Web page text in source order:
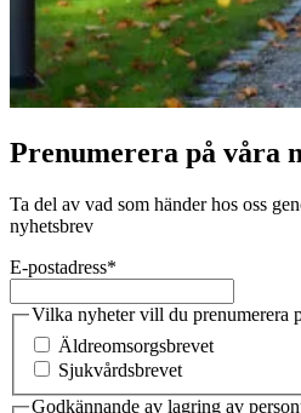
Prenumerera på våra
Ta del av vad som händer hos oss
nyhetsbrev
E-postadress*
Vilka nyheter vill du prenumerera
Äldreomsorgsbrevet
Sjukvårdsbrevet
Godkännande av lagring av